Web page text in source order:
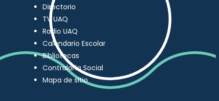
Directorio
TV UAQ
Radio UAQ
Calendario Escolar
Bibliotecas
Contraloría Social
Mapa de sitio